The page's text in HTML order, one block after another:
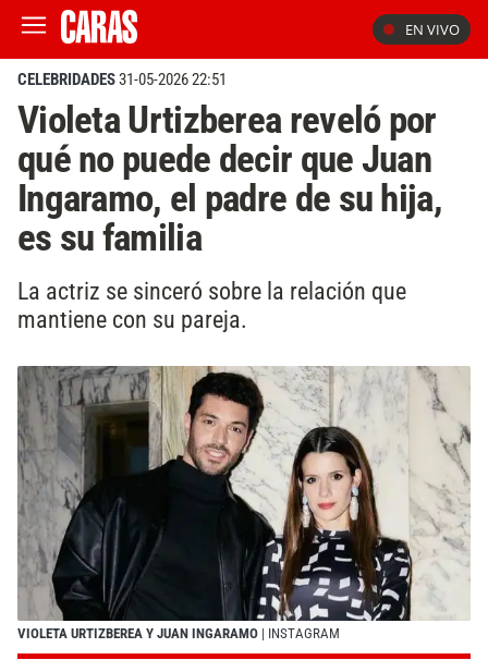
EN VIVO
CELEBRIDADES31-05-2026 22:51
Violeta Urtizberea reveló por
qué no puede decir que Juan
Ingaramo, el padre de su hija,
es su familia
La actriz se sinceró sobre la relación que
mantiene con su pareja.
VIOLETA URTIZBEREA Y JUAN INGARAMO | INSTAGRAM